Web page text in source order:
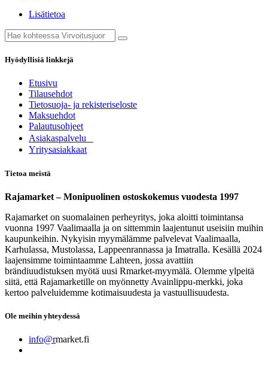
Lisätietoa
Hyödyllisiä linkkejä
Etusivu
Tilausehdot
Tietosuoja- ja rekisteriseloste
Maksuehdot
Palautusohjeet
Asia​k​aspalvelu
​Yritysasiakkaat
Tietoa meistä
Rajamarket – Monipuolinen ostoskokemus vuodesta 1997
Rajamarket on suomalainen perheyritys, joka aloitti toimintansa
vuonna 1997 Vaalimaalla ja on sittemmin laajentunut useisiin muihin
kaupunkeihin. Nykyisin myymälämme palvelevat Vaalimaalla,
Karhulassa, Mustolassa, Lappeenrannassa ja Imatralla. Kesällä 2024
laajensimme toimintaamme Lahteen, jossa avattiin
brändiuudistuksen myötä uusi Rmarket-myymälä. Olemme ylpeitä
siitä, että Rajamarketille on myönnetty Avainlippu-merkki, joka
kertoo palveluidemme kotimaisuudesta ja vastuullisuudesta.
Ole meihin yhteydessä
info@rmarket.fi